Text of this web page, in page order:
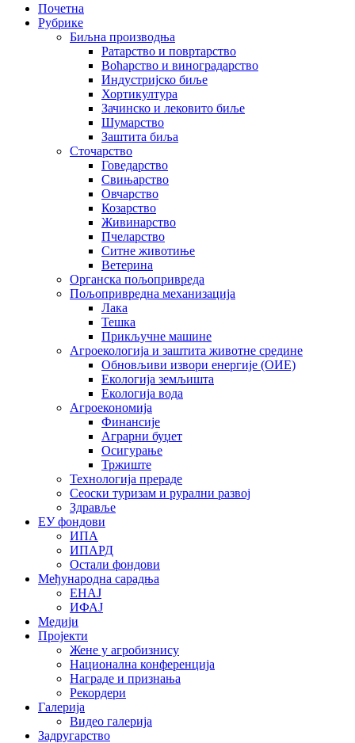
Почетна
Рубрике
Биљна производња
Ратарство и повртарство
Воћарство и виноградарство
Индустријско биље
Хортикултура
Зачинско и лековито биље
Шумарство
Заштита биља
Сточарство
Говедарство
Свињарство
Овчарство
Козарство
Живинарство
Пчеларство
Ситне животиње
Ветерина
Органска пољопривреда
Пољопривредна механизација
Лака
Тешка
Прикључне машине
Агроекологија и заштита животне средине
Обновљиви извори енергије (ОИЕ)
Екологија земљишта
Екологија вода
Агроекономија
Финансије
Аграрни буџет
Осигурање
Тржиште
Технологија прераде
Сеоски туризам и рурални развој
Здравље
ЕУ фондови
ИПА
ИПАРД
Остали фондови
Међународна сарадња
ЕНАЈ
ИФАЈ
Медији
Пројекти
Жене у агробизнису
Национална конференција
Награде и признања
Рекордери
Галерија
Видео галерија
Задругарство